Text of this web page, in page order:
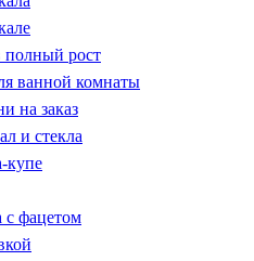
полный рост
ванной комнаты
на заказ
и стекла
купе
с фацетом